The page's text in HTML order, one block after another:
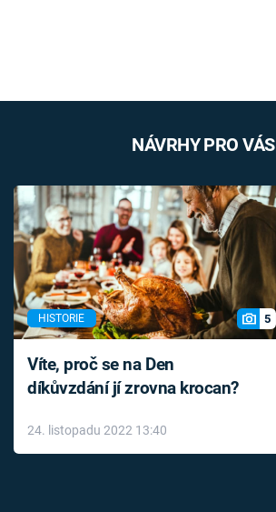
NÁVRHY PRO VÁS
HISTORIE 5
Víte, proč se na Den
díkůvzdání jí zrovna krocan?
24. listopadu 2022 13:40